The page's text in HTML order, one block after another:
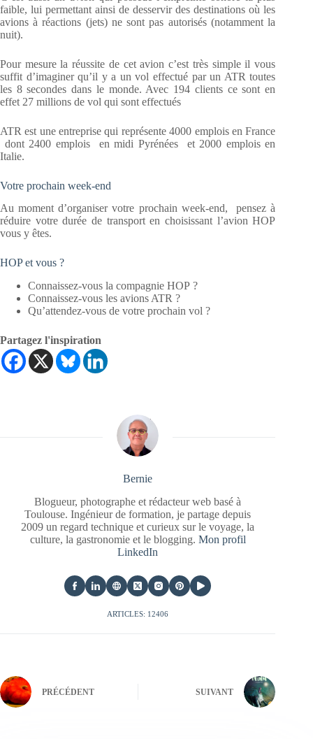
faible, lui permettant ainsi de desservir des destinations où les
avions à réactions (jets) ne sont pas autorisés (notamment la
nuit).
Pour mesure la réussite de cet avion c’est très simple il vous
suffit d’imaginer qu’il y a un vol effectué par un ATR toutes
les 8 secondes dans le monde. Avec 194 clients ce sont en
effet 27 millions de vol qui sont effectués
ATR est une entreprise qui représente 4000 emplois en France
dont 2400 emplois en midi Pyrénées et 2000 emplois en
Italie.
Votre prochain week-end
Au moment d’organiser votre prochain week-end, pensez à
réduire votre durée de transport en choisissant l’avion HOP
vous y êtes.
HOP et vous ?
Connaissez-vous la compagnie HOP ?
Connaissez-vous les avions ATR ?
Qu’attendez-vous de votre prochain vol ?
Partagez l'inspiration
Bernie
Blogueur, photographe et rédacteur web basé à
Toulouse. Ingénieur de formation, je partage depuis
2009 un regard technique et curieux sur le voyage, la
culture, la gastronomie et le blogging. Mon profil
LinkedIn
ARTICLES: 12406
PRÉCÉDENT SUIVANT